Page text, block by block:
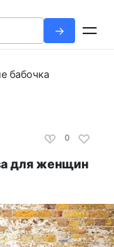
бабочка
0
для женщин